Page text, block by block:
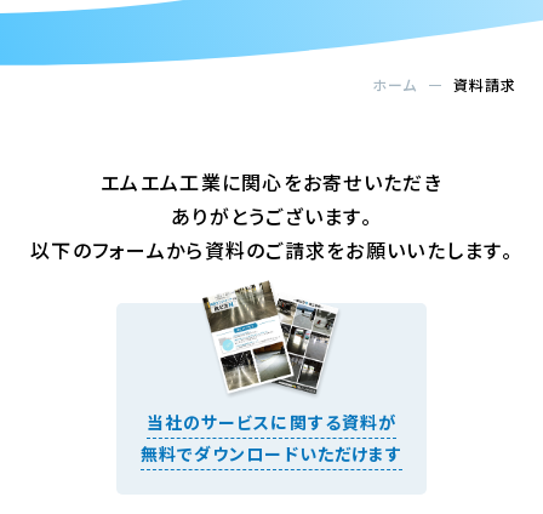
ホーム 資料請求
エムエム工業に関心をお寄せいただき
ありがとうございます。
以下のフォームから資料のご請求をお願いいたします。
当社のサービスに関する資料が
無料でダウンロードいただけます